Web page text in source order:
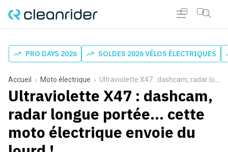
PRO DAYS 2026 SOLDES 2026 VÉLOS ÉLECTRIQUES
Accueil Moto électrique Ultraviolette X47 : dashcam, radar longue portée… cette moto électrique envoie du lourd !
Ultraviolette X47 : dashcam,
radar longue portée… cette
moto électrique envoie du